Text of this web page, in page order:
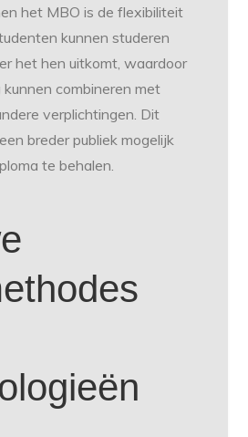
het MBO is de flexibiliteit
kunnen studeren
het hen uitkomt, waardoor
kunnen combineren met
verplichtingen. Dit
breder publiek mogelijk
te behalen.